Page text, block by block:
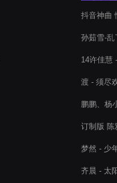
抖音神曲
孙茹雪-乱
14许佳慧
渡 - 须尽
鹏鹏、杨
订制版 陈
梦然 - 少
齐晨 - 太